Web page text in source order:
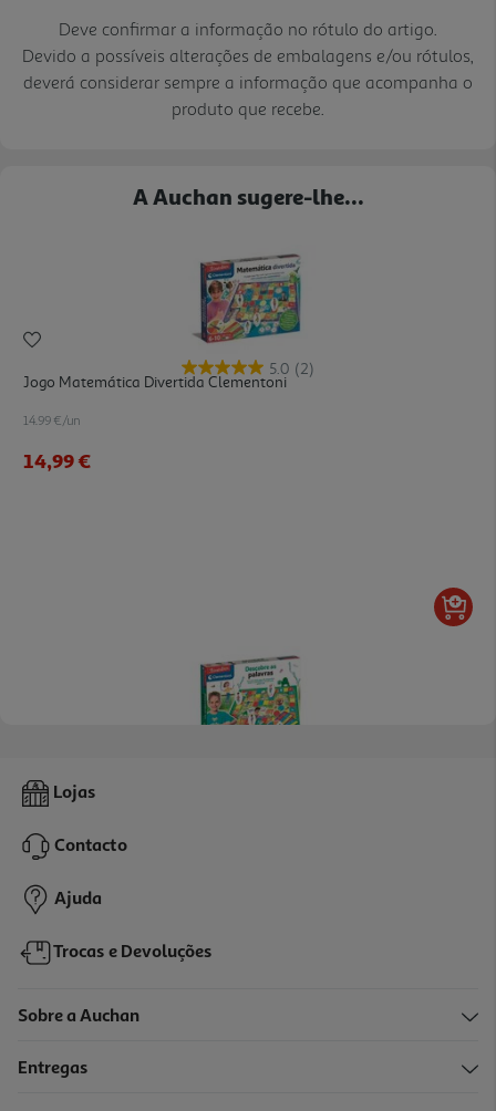
Deve confirmar a informação no rótulo do artigo.
Devido a possíveis alterações de embalagens e/ou rótulos,
deverá considerar sempre a informação que acompanha o
produto que recebe.
A Auchan sugere-lhe...
5.0 (2)
Jogo Matemática Divertida Clementoni
14.99 €/un
14,99 €
Jogo Descobre As Palavras Clementoni
14,99 €
Lojas
Contacto
Ajuda
Trocas e Devoluções
Sobre a Auchan
Entregas